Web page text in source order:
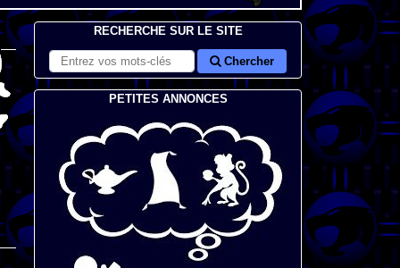
RECHERCHE SUR LE SITE
Chercher
PETITES ANNONCES